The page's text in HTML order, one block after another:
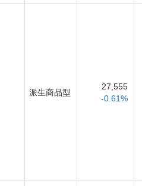
派生商品型
27,555
-0.61%